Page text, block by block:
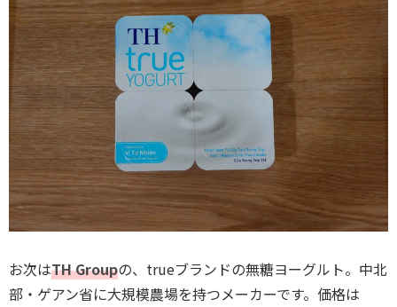
お次はTH Groupの、trueブランドの無糖ヨーグルト。中北
部・ゲアン省に大規模農場を持つメーカーです。価格は